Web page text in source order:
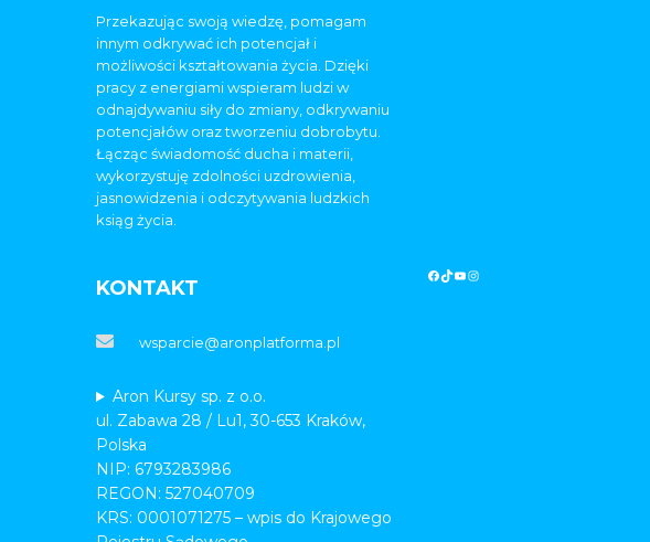
Przekazując swoją wiedzę, pomagam
innym odkrywać ich potencjał i
możliwości kształtowania życia. Dzięki
pracy z energiami wspieram ludzi w
odnajdywaniu siły do zmiany, odkrywaniu
potencjałów oraz tworzeniu dobrobytu.
Łącząc świadomość ducha i materii,
wykorzystuję zdolności uzdrowienia,
jasnowidzenia i odczytywania ludzkich
ksiąg życia.
KONTAKT
wsparcie@aronplatforma.pl
Aron Kursy sp. z o.o.
ul. Zabawa 28 / Lu1, 30-653 Kraków,
Polska
NIP: 6793283986
REGON: 527040709
KRS: 0001071275 – wpis do Krajowego